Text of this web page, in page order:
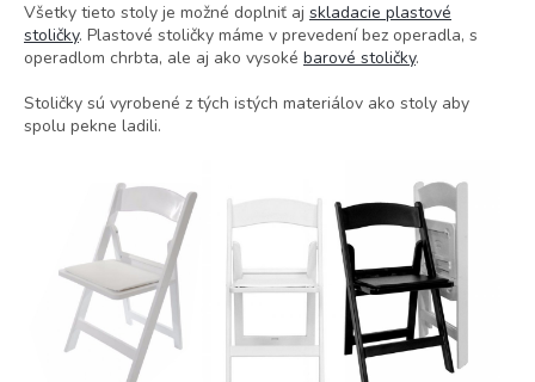
Všetky tieto stoly je možné doplniť aj skladacie plastové
stoličky. Plastové stoličky máme v prevedení bez operadla, s
operadlom chrbta, ale aj ako vysoké barové stoličky.
Stoličky sú vyrobené z tých istých materiálov ako stoly aby
spolu pekne ladili.